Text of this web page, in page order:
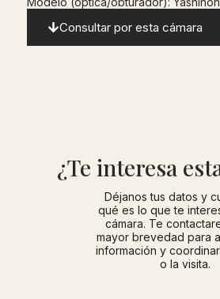
Consultar por esta cámara
¿Te interesa
Déjanos tus datos y
qué es lo que te
cámara. Te
mayor brevedad para
información y
o la visita.